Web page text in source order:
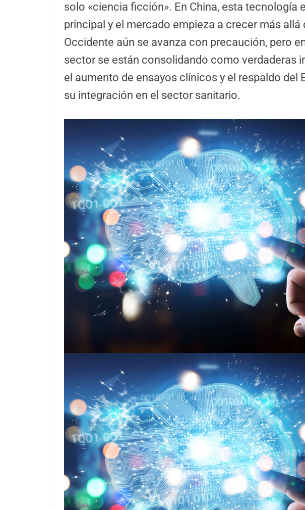
solo «ciencia ficción». En China, esta tecnología
principal y el mercado empieza a crecer más allá
Occidente aún se avanza con precaución, pero
sector se están consolidando como verdaderas
el aumento de ensayos clínicos y el respaldo del
su integración en el sector sanitario.